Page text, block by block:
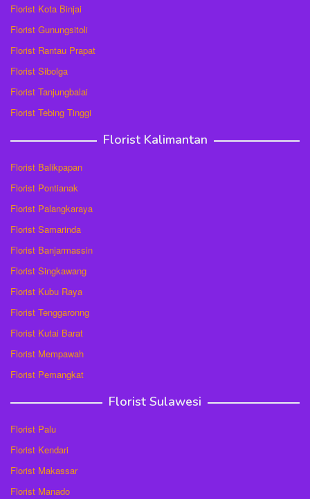
Florist Kota Binjai
Florist Gunungsitoli
Florist Rantau Prapat
Florist Sibolga
Florist Tanjungbalai
Florist Tebing Tinggi
Florist Kalimantan
Florist Balikpapan
Florist Pontianak
Florist Palangkaraya
Florist Samarinda
Florist Banjarmassin
Florist Singkawang
Florist Kubu Raya
Florist Tenggaronng
Florist Kutai Barat
Florist Mempawah
Florist Pemangkat
Florist Sulawesi
Florist Palu
Florist Kendari
Florist Makassar
Florist Manado